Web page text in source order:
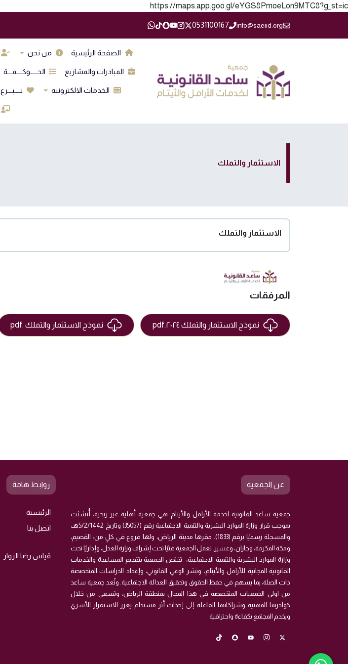
https://maps.app.goo.gl/eYGS8PmoeLon9MTC8?g_st=ic
info@saeiid.org
0531100167
الصفحة الرئيسية من نحن
المبادرات والمشاريع الحـــــوكــــمـــة
الخدمات الالكترونيه تــــبـــرع
الاستثمار والتملك
الاستثمار والتملك
المرفقات
نموذج الاستثمار والتملك ٢٠٢٤.pdf نموذج الاستثمار والتملك .pdf
عن الجمعية
جمعية ساعد القانونية لخدمة الأرامل والأيتام هي جمعية أهلية غير ربحية، أُنشئت
بموجب قرار وزارة الموارد البشرية والتنمية الاجتماعية رقم (35057) وتاريخ 5/2/1442هـ،
والمسجلة رسميًا برقم (1833). مقرها مدينة الرياض، ولها فروع في كلٍ من: القصيم،
ومكة المكرمة، وجازان، وعسير. تعمل الجمعية فنيًا تحت إشراف وزارة العدل، وإداريًا تحت
وزارة الموارد البشرية والتنمية الاجتماعية، تختص الجمعية بتقديم المساعدة والخدمات
القانونية المجانية للأرامل والأيتام، ونشر الوعي القانوني، وإعداد الدراسات المتخصصة
ذات الصلة، بما يسهم في حفظ الحقوق وتحقيق العدالة الاجتماعية. وتُعد جمعية ساعد
من اولى الجمعيات المتخصصه في هذا المجال بمنطقة الرياض، وتسعى من خلال
كوادرها المهنية وشراكاتها الفاعلة إلى إحداث أثر مستدام يعزز الاستقرار الأسري
ويخدم المجتمع بكفاءة واحترافية
روابط هامة
الرئيسية
اتصل بنا
قياس رضا الزوار